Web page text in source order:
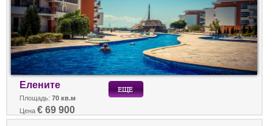
Елените
Площадь: 70 кв.м
Цена € 69 900